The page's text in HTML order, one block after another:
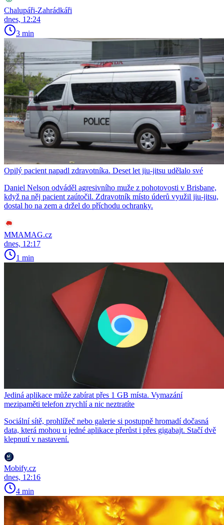
Chalupáři-Zahrádkáři
dnes, 12:24
3 min
Opilý pacient napadl zdravotníka. Deset let jiu-jitsu udělalo své
Daniel Nelson odváděl agresivního muže z pohotovosti v Brisbane,
když na něj pacient zaútočil. Zdravotník místo úderů využil jiu-jitsu,
dostal ho na zem a držel do příchodu ochranky.
MMAMAG.cz
dnes, 12:17
1 min
Jediná aplikace může zabírat přes 1 GB místa. Vymazání
mezipaměti telefon zrychlí a nic neztratíte
Sociální sítě, prohlížeč nebo galerie si postupně hromadí dočasná
data, která mohou u jedné aplikace přerůst i přes gigabajt. Stačí dvě
klepnutí v nastavení.
Mobify.cz
dnes, 12:16
4 min